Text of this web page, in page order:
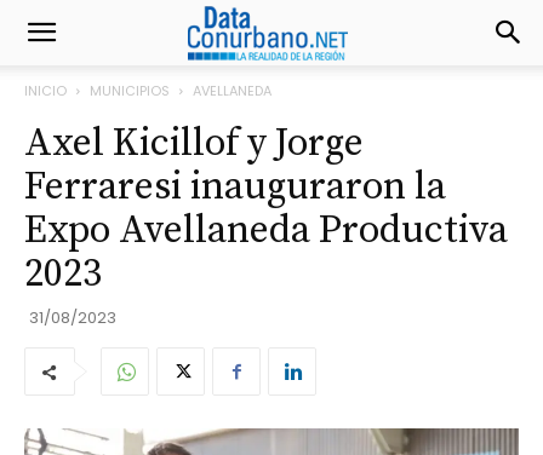
INICIO MUNICIPIOS AVELLANEDA
Axel Kicillof y Jorge
Ferraresi inauguraron la
Expo Avellaneda Productiva
2023
31/08/2023